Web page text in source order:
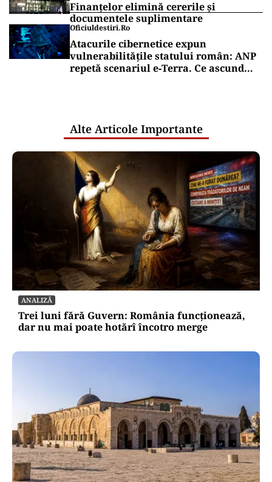
Finanțelor elimină cererile și
documentele suplimentare
Oficiuldestiri.ro
Atacurile cibernetice expun
vulnerabilitățile statului român: ANP
repetă scenariul e‑Terra. Ce ascund
Alte Articole Importante
ANALIZĂ
Trei luni fără Guvern: România funcționează,
dar nu mai poate hotărî încotro merge